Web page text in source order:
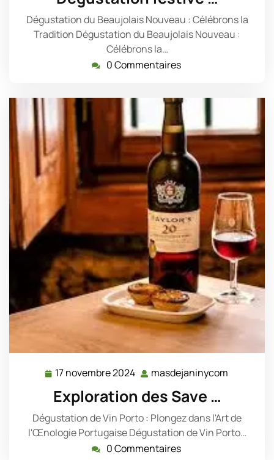
2025
Dégustation du Beaujolais Nouveau : Célébrons la
Tradition Dégustation du Beaujolais Nouveau :
Célébrons la…
0 Commentaires
17 novembre 2024 17
novembre
2024
masdejaninycom
Exploration des Save …
Dégustation de Vin Porto : Plongez dans l'Art de
l'Œnologie Portugaise Dégustation de Vin Porto…
0 Commentaires